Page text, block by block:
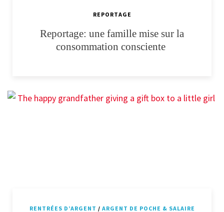
REPORTAGE
Reportage: une famille mise sur la
consommation consciente
RENTRÉES D’ARGENT / ARGENT DE POCHE & SALAIRE